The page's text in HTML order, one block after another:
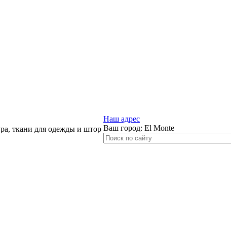
ткани для одежды и штор
Наш адрес
Ваш город: El Monte